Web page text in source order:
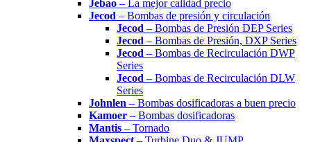
Jebao – La mejor calidad precio
Jecod – Bombas de presión y circulación
Jecod – Bombas de Presión DEP Series
Jecod – Bombas de Presión, DXP Series
Jecod – Bombas de Recirculación DWP
Series
Jecod – Bombas de Recirculación DLW
Series
Johnlen – Bombas dosificadoras a buen precio
Kamoer – Bombas dosificadoras
Mantis – Tornado